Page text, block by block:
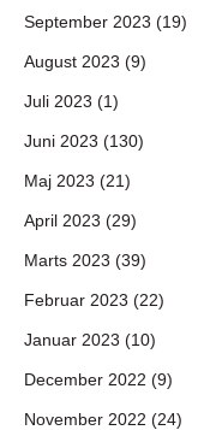
September 2023 (19)
August 2023 (9)
Juli 2023 (1)
Juni 2023 (130)
Maj 2023 (21)
April 2023 (29)
Marts 2023 (39)
Februar 2023 (22)
Januar 2023 (10)
December 2022 (9)
November 2022 (24)